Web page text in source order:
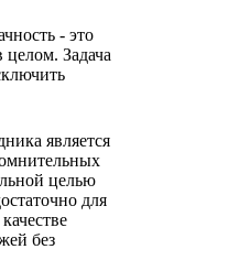
- это
Задача
является
целью
для
без